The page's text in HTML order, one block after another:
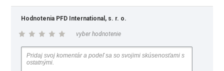
Hodnotenia PFD International, s. r. o.
vyber hodnotenie